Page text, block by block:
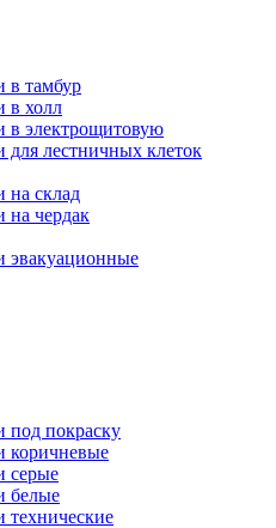
в тамбур
в холл
в электрощитовую
лестничных клеток
на склад
на чердак
эвакуационные
под покраску
коричневые
серые
белые